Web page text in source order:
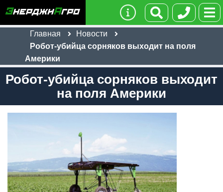
Главная
Новости
Робот-убийца сорняков выходит на поля
Америки
Робот-убийца сорняков выходит
на поля Америки